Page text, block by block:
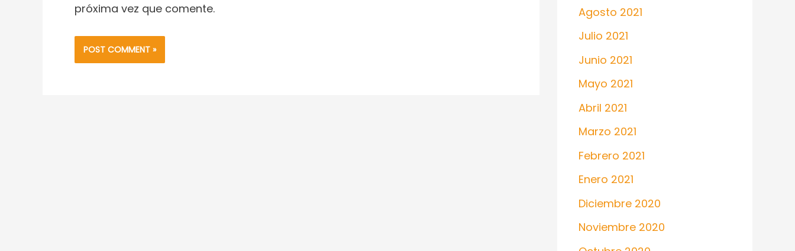
próxima vez que comente.
Agosto 2021
Julio 2021
Junio 2021
Mayo 2021
Abril 2021
Marzo 2021
Febrero 2021
Enero 2021
Diciembre 2020
Noviembre 2020